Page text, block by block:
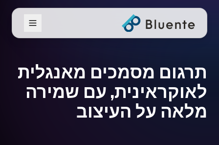
תרגום מסמכים מאנגלית
לאוקראינית, עם שמירה
מלאה על העיצוב